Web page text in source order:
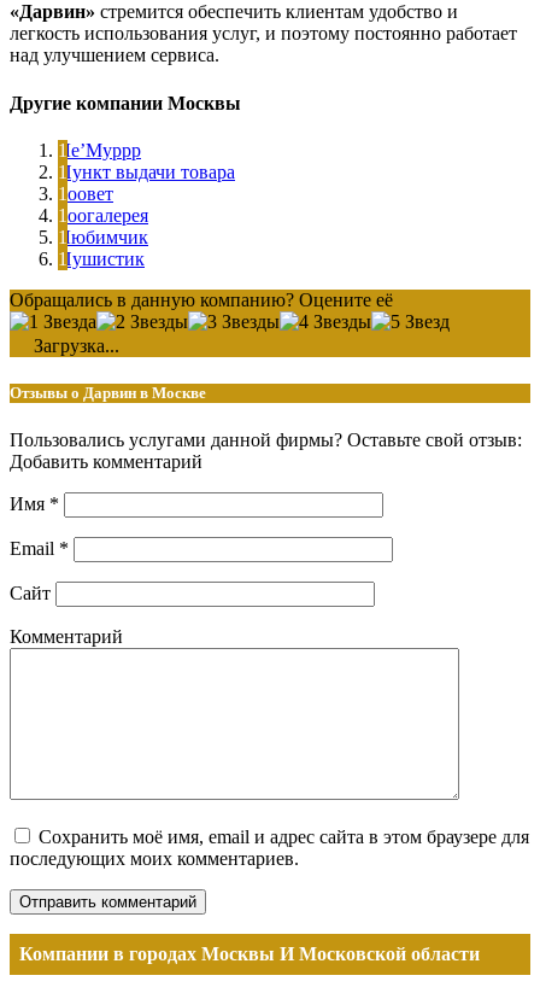
«Дарвин» стремится обеспечить клиентам удобство и
легкость использования услуг, и поэтому постоянно работает
над улучшением сервиса.
Другие компании Москвы
Ле’Муррр
Пункт выдачи товара
Зоовет
Зоогалерея
Любимчик
Пушистик
Обращались в данную компанию? Оцените её
Загрузка...
Отзывы о Дарвин в Москве
Пользовались услугами данной фирмы? Оставьте свой отзыв:
Добавить комментарий
Имя *
Email *
Сайт
Комментарий
Сохранить моё имя, email и адрес сайта в этом браузере для
последующих моих комментариев.
Компании в городах Москвы И Московской области